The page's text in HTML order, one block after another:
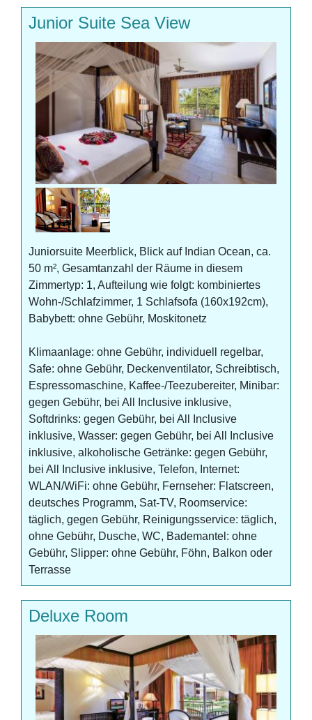
Junior Suite Sea View
Juniorsuite Meerblick, Blick auf Indian Ocean, ca.
50 m², Gesamtanzahl der Räume in diesem
Zimmertyp: 1, Aufteilung wie folgt: kombiniertes
Wohn-/Schlafzimmer, 1 Schlafsofa (160x192cm),
Babybett: ohne Gebühr, Moskitonetz
Klimaanlage: ohne Gebühr, individuell regelbar,
Safe: ohne Gebühr, Deckenventilator, Schreibtisch,
Espressomaschine, Kaffee-/Teezubereiter, Minibar:
gegen Gebühr, bei All Inclusive inklusive,
Softdrinks: gegen Gebühr, bei All Inclusive
inklusive, Wasser: gegen Gebühr, bei All Inclusive
inklusive, alkoholische Getränke: gegen Gebühr,
bei All Inclusive inklusive, Telefon, Internet:
WLAN/WiFi: ohne Gebühr, Fernseher: Flatscreen,
deutsches Programm, Sat-TV, Roomservice:
täglich, gegen Gebühr, Reinigungsservice: täglich,
ohne Gebühr, Dusche, WC, Bademantel: ohne
Gebühr, Slipper: ohne Gebühr, Föhn, Balkon oder
Terrasse
Deluxe Room